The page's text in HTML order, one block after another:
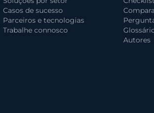
Casos de sucesso
Parceiros e tecnologias
Trabalhe connosco
Autores